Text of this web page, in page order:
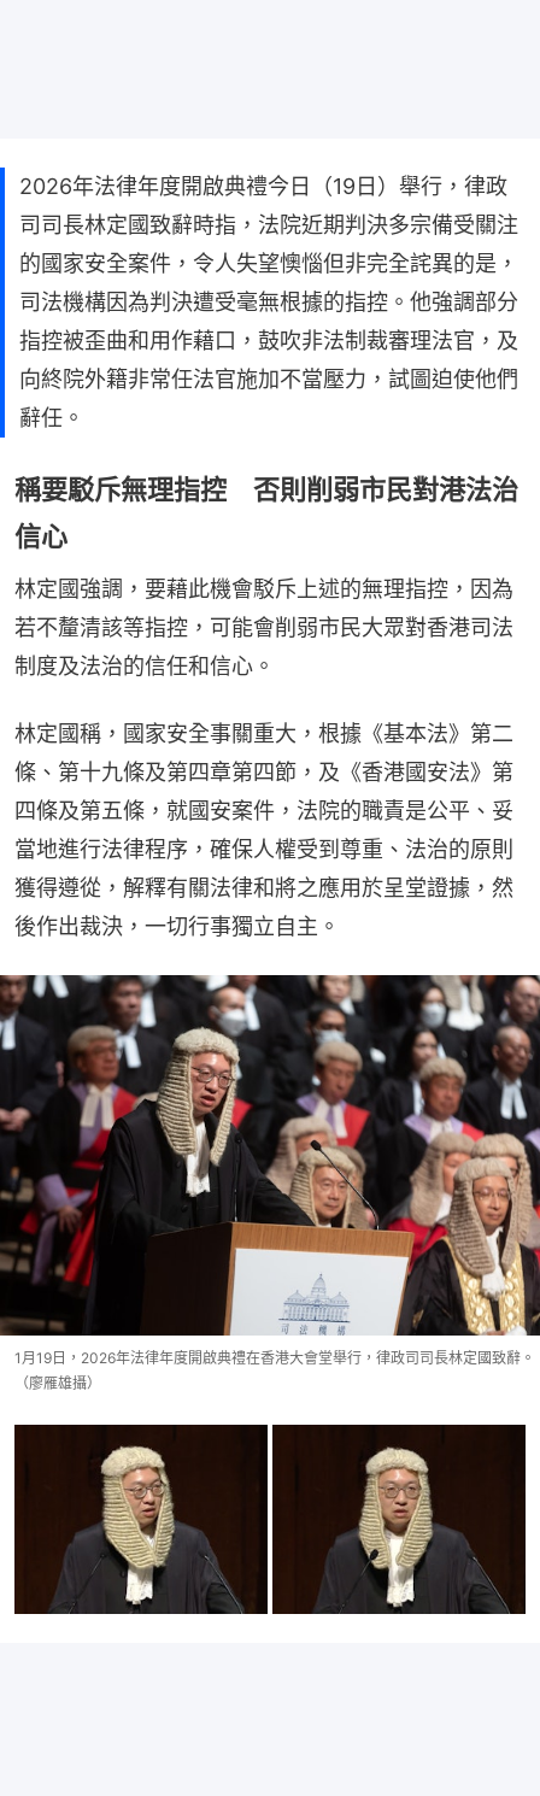
2026年法律年度開啟典禮今日（19日）舉行，律政
司司長林定國致辭時指，法院近期判決多宗備受關注
的國家安全案件，令人失望懊惱但非完全詫異的是，
司法機構因為判決遭受毫無根據的指控。他強調部分
指控被歪曲和用作藉口，鼓吹非法制裁審理法官，及
向終院外籍非常任法官施加不當壓力，試圖迫使他們
辭任。
稱要駁斥無理指控 否則削弱市民對港法治
信心
林定國強調，要藉此機會駁斥上述的無理指控，因為
若不釐清該等指控，可能會削弱市民大眾對香港司法
制度及法治的信任和信心。
林定國稱，國家安全事關重大，根據《基本法》第二
條、第十九條及第四章第四節，及《香港國安法》第
四條及第五條，就國安案件，法院的職責是公平、妥
當地進行法律程序，確保人權受到尊重、法治的原則
獲得遵從，解釋有關法律和將之應用於呈堂證據，然
後作出裁決，一切行事獨立自主。
1月19日，2026年法律年度開啟典禮在香港大會堂舉行，律政司司長林定國致辭。
（廖雁雄攝）